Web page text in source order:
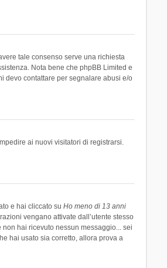
tale consenso serve una richiesta
Nota bene che phpBB Limited e
devo contattare per segnalare abusi e/o
ai nuovi visitatori di registrarsi.
e hai cliccato su Ho meno di 13 anni
vengano attivate dall’utente stesso
hai ricevuto nessun messaggio... sei
hai usato sia corretto, allora prova a